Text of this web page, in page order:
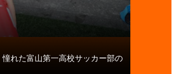
れた富山第一高校サッカー部の